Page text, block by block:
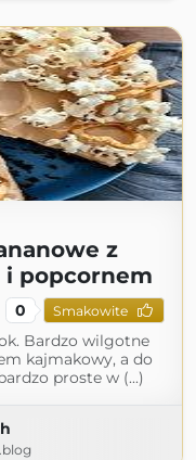
z
popcornem
0 Smakowite
Bardzo wilgotne
kajmakowy, a do
proste w (...)